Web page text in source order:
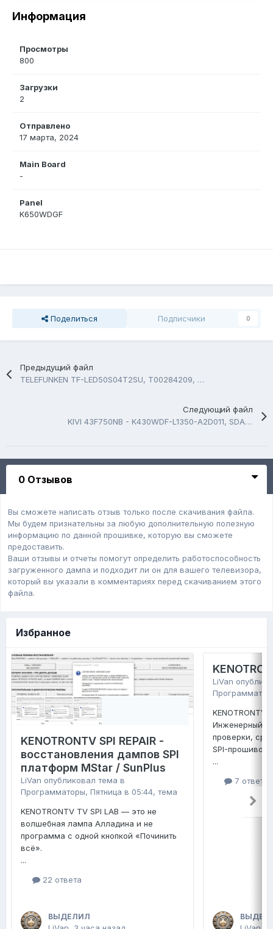
Информация
Просмотры
800
Загрузки
2
Отправлено
17 марта, 2024
Main Board
-
Panel
K650WDGF
Поделиться Подписчики 0
Предыдущий файл
TELEFUNKEN TF-LED50S04T2SU, T00284209, TP.SK706S.PC822, PT500GT02-5 USB Firmware Software
Следующий файл
KIVI 43F750NB - K430WDF-L1350-A2D011, SDA22110266, USB Firmware Software
0 Отзывов
Вы сможете написать отзыв только после скачивания файла.
Мы будем признательны за любую дополнительную полезную
информацию по данной прошивке, которую вы сможете
предоставить.
Ваши отзывы и отчеты помогут определить работоспособность
загруженного дампa и подходит ли он для вашего телевизора,
который вы указали в комментариях перед скачиванием этого
файла.
Избранное
KENOTRONTV SPI REPAIR -
восстановления дампов SPI
платформ MStar / SunPlus
LiVan опубликовал тема в
Программаторы, Пятница в 05:44, тема
KENOTRONTV TV SPI LAB — это не
волшебная лампа Алладина и не
программа с одной кнопкой «Починить
всё».
...
22 ответа
ВЫДЕЛИЛ
LiVan
KENOTRONTV
Инженерный
проверки,
SPI-прошивок
...
7 ответов